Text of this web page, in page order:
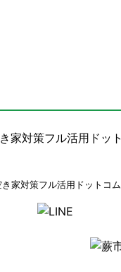
き家対策フル活用ドットコム